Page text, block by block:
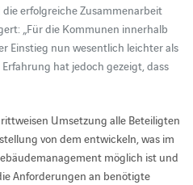
erfolgreiche Zusammenarbeit
„Für die Kommunen innerhalb
Einstieg nun wesentlich leichter als
hat jedoch gezeigt, dass
Umsetzung alle Beteiligten
von dem entwickeln, was im
möglich ist und
Anforderungen an benötigte